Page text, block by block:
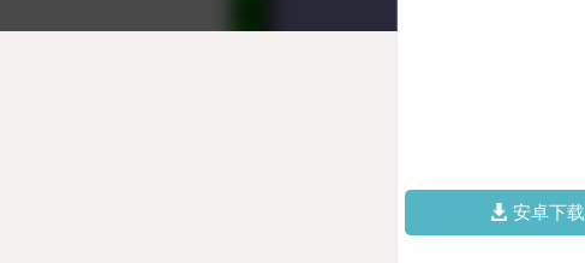
安卓下载